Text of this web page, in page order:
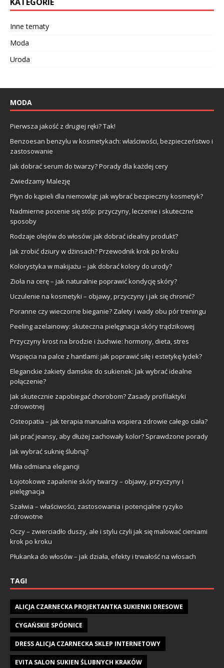
Inne tematy
Moda
Uroda
MODA
Pierwsza jakość z drugiej ręki? Tak!
Benzoesan benzylu w kosmetykach: właściwości, bezpieczeństwo i
zastosowanie
Jak dobrać serum do twarzy? Porady dla każdej cery
Zwiedzamy Malezję
Płyn do kąpieli dla niemowląt: jak wybrać bezpieczny kosmetyk?
Nadmierne pocenie się stóp: przyczyny, leczenie i skuteczne
sposoby
Rodzaje olejów do włosów: jak dobrać idealny produkt?
Jak zrobić dziury w dżinsach? Przewodnik krok po kroku
Kolorystyka w makijażu – jak dobrać kolory do urody?
Zioła na cerę – jak naturalnie poprawić kondycję skóry?
Uczulenie na kosmetyki – objawy, przyczyny i jak się chronić?
Poranne czy wieczorne bieganie? Zalety i wady obu pór treningu
Peeling azelainowy: skuteczna pielęgnacja skóry trądzikowej
Przyczyny krost na brodzie i żuchwie: hormony, dieta, stres
Wspięcia na palce z hantlami: jak poprawić siłę i estetykę łydek?
Eleganckie żakiety damskie do sukienek: Jak wybrać idealne
połączenie?
Jak skutecznie zapobiegać chorobom? Zasady profilaktyki
zdrowotnej
Osteopatia – jak terapia manualna wspiera zdrowie całego ciała?
Jak prać jeansy, aby dłużej zachowały kolor? Sprawdzone porady
Jak wybrać suknię ślubną?
Miła odmiana elegancji
Łojotokowe zapalenie skóry twarzy – objawy, przyczyny i
pielęgnacja
Szałwia – właściwości, zastosowania i potencjalne ryzyko
zdrowotne
Oczy – zwierciadło duszy, ale i stylu czyli jak się malować cieniami
krok po kroku
Płukanka do włosów – jak działa, efekty i trwałość na włosach
TAGI
ALICJA CZARNECKA PROJEKTANTKA SUKIENKI DRESOWE
CYGAŃSKIE SPÓDNICE
DRESS ALICJA CZARNECKA SKLEP INTERNETOWY
EVITA SALON SUKIEN ŚLUBNYCH KRAKÓW